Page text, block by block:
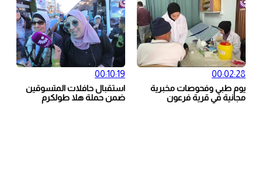
00:02:28
يوم طبي وفحوصات مخبرية
مجانية في قرية فرعون
00:10:19
استقبال حافلات المتسوقين
ضمن حملة هلا طولكرم